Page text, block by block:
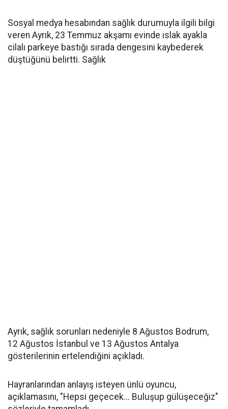
Sosyal medya hesabından sağlık durumuyla ilgili bilgi
veren Ayrık, 23 Temmuz akşamı evinde ıslak ayakla
cilalı parkeye bastığı sırada dengesini kaybederek
düştüğünü belirtti. Sağlık
Ayrık, sağlık sorunları nedeniyle 8 Ağustos Bodrum,
12 Ağustos İstanbul ve 13 Ağustos Antalya
gösterilerinin ertelendiğini açıkladı.
Hayranlarından anlayış isteyen ünlü oyuncu,
açıklamasını, "Hepsi geçecek... Buluşup gülüşeceğiz"